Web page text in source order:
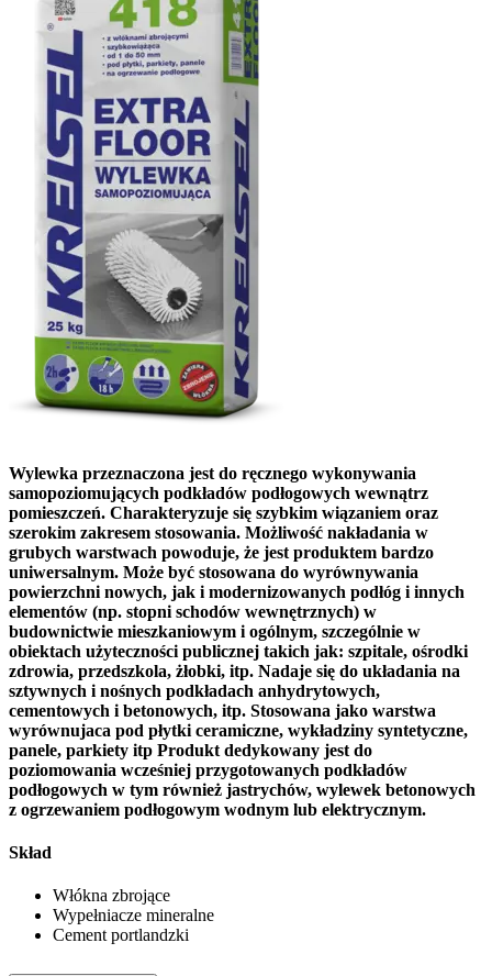
Wylewka przeznaczona jest do ręcznego wykonywania
samopoziomujących podkładów podłogowych wewnątrz
pomieszczeń. Charakteryzuje się szybkim wiązaniem oraz
szerokim zakresem stosowania. Możliwość nakładania w
grubych warstwach powoduje, że jest produktem bardzo
uniwersalnym. Może być stosowana do wyrównywania
powierzchni nowych, jak i modernizowanych podłóg i innych
elementów (np. stopni schodów wewnętrznych) w
budownictwie mieszkaniowym i ogólnym, szczególnie w
obiektach użyteczności publicznej takich jak: szpitale, ośrodki
zdrowia, przedszkola, żłobki, itp. Nadaje się do układania na
sztywnych i nośnych podkładach anhydrytowych,
cementowych i betonowych, itp. Stosowana jako warstwa
wyrównujaca pod płytki ceramiczne, wykładziny syntetyczne,
panele, parkiety itp Produkt dedykowany jest do
poziomowania wcześniej przygotowanych podkładów
podłogowych w tym również jastrychów, wylewek betonowych
z ogrzewaniem podłogowym wodnym lub elektrycznym.
Skład
Włókna zbrojące
Wypełniacze mineralne
Cement portlandzki